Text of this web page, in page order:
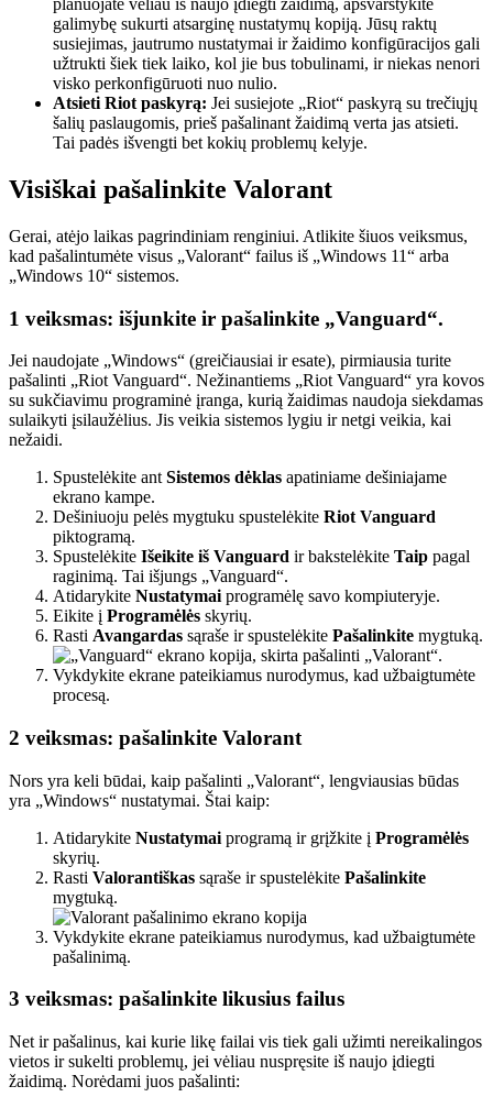
planuojate vėliau iš naujo įdiegti žaidimą, apsvarstykite
galimybę sukurti atsarginę nustatymų kopiją. Jūsų raktų
susiejimas, jautrumo nustatymai ir žaidimo konfigūracijos gali
užtrukti šiek tiek laiko, kol jie bus tobulinami, ir niekas nenori
visko perkonfigūruoti nuo nulio.
Atsieti Riot paskyrą: Jei susiejote „Riot“ paskyrą su trečiųjų
šalių paslaugomis, prieš pašalinant žaidimą verta jas atsieti.
Tai padės išvengti bet kokių problemų kelyje.
Visiškai pašalinkite Valorant
Gerai, atėjo laikas pagrindiniam renginiui. Atlikite šiuos veiksmus,
kad pašalintumėte visus „Valorant“ failus iš „Windows 11“ arba
„Windows 10“ sistemos.
1 veiksmas: išjunkite ir pašalinkite „Vanguard“.
Jei naudojate „Windows“ (greičiausiai ir esate), pirmiausia turite
pašalinti „Riot Vanguard“. Nežinantiems „Riot Vanguard“ yra kovos
su sukčiavimu programinė įranga, kurią žaidimas naudoja siekdamas
sulaikyti įsilaužėlius. Jis veikia sistemos lygiu ir netgi veikia, kai
nežaidi.
Spustelėkite ant Sistemos dėklas apatiniame dešiniajame
ekrano kampe.
Dešiniuoju pelės mygtuku spustelėkite Riot Vanguard
piktogramą.
Spustelėkite Išeikite iš Vanguard ir bakstelėkite Taip pagal
raginimą. Tai išjungs „Vanguard“.
Atidarykite Nustatymai programėlę savo kompiuteryje.
Eikite į Programėlės skyrių.
Rasti Avangardas sąraše ir spustelėkite Pašalinkite mygtuką.
Vykdykite ekrane pateikiamus nurodymus, kad užbaigtumėte
procesą.
2 veiksmas: pašalinkite Valorant
Nors yra keli būdai, kaip pašalinti „Valorant“, lengviausias būdas
yra „Windows“ nustatymai. Štai kaip:
Atidarykite Nustatymai programą ir grįžkite į Programėlės
skyrių.
Rasti Valorantiškas sąraše ir spustelėkite Pašalinkite
mygtuką.
Vykdykite ekrane pateikiamus nurodymus, kad užbaigtumėte
pašalinimą.
3 veiksmas: pašalinkite likusius failus
Net ir pašalinus, kai kurie likę failai vis tiek gali užimti nereikalingos
vietos ir sukelti problemų, jei vėliau nuspręsite iš naujo įdiegti
žaidimą. Norėdami juos pašalinti: